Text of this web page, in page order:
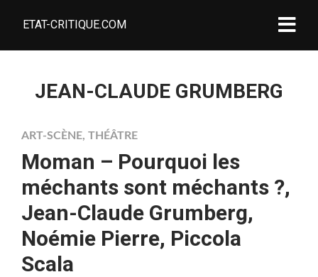
ETAT-CRITIQUE.COM
JEAN-CLAUDE GRUMBERG
ART-SCÈNE, THÉÂTRE
Moman – Pourquoi les
méchants sont méchants ?,
Jean-Claude Grumberg,
Noémie Pierre, Piccola
Scala